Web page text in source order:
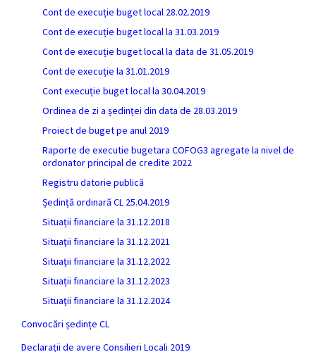
Cont de execuție buget local 28.02.2019
Cont de execuție buget local la 31.03.2019
Cont de execuție buget local la data de 31.05.2019
Cont de execuție la 31.01.2019
Cont execuție buget local la 30.04.2019
Ordinea de zi a ședinței din data de 28.03.2019
Proiect de buget pe anul 2019
Raporte de executie bugetara COFOG3 agregate la nivel de
ordonator principal de credite 2022
Registru datorie publică
Ședință ordinară CL 25.04.2019
Situații financiare la 31.12.2018
Situaţii financiare la 31.12.2021
Situaţii financiare la 31.12.2022
Situații financiare la 31.12.2023
Situaţii financiare la 31.12.2024
Convocări ședințe CL
Declarații de avere Consilieri Locali 2019